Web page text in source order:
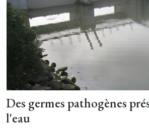
Des germes pathogènes
l'eau